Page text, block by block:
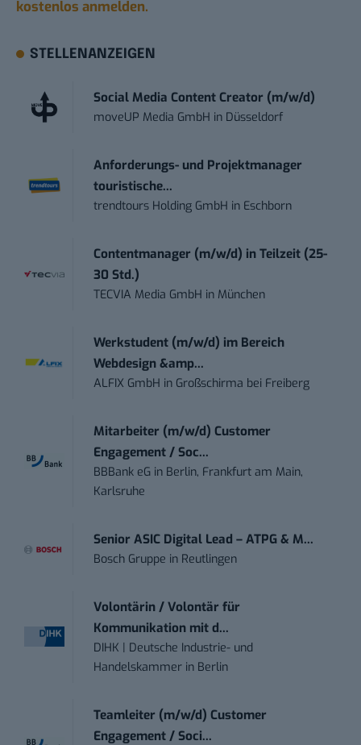
kostenlos anmelden.
STELLENANZEIGEN
Social Media Content Creator (m/w/d)
moveUP Media GmbH in Düsseldorf
Anforderungs- und Projektmanager
touristische...
trendtours Holding GmbH in Eschborn
Contentmanager (m/w/d) in Teilzeit (25-
30 Std.)
TECVIA Media GmbH in München
Werkstudent (m/w/d) im Bereich
Webdesign &amp...
ALFIX GmbH in Großschirma bei Freiberg
Mitarbeiter (m/w/d) Customer
Engagement / Soc...
BBBank eG in Berlin, Frankfurt am Main,
Karlsruhe
Senior ASIC Digital Lead – ATPG & M...
Bosch Gruppe in Reutlingen
Volontärin / Volontär für
Kommunikation mit d...
DIHK | Deutsche Industrie- und
Handelskammer in Berlin
Teamleiter (m/w/d) Customer
Engagement / Soci...